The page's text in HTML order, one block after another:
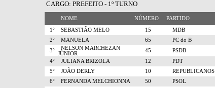
CARGO: PREFEITO - 1º TURNO
NOME NÚMERO PARTIDO
1º SEBASTIÃO MELO 15 MDB
2º
MANUELA 65 PC do B
3º
NELSON MARCHEZAN
JÚNIOR
45 PSDB
4º
JULIANA BRIZOLA 12 PDT
5º
JOÃO DERLY 10 REPUBLICANOS
6º
FERNANDA MELCHIONNA 50 PSOL